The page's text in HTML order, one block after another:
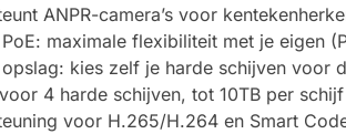
ANPR-camera’s voor
maximale flexibiliteit met je eigen
kies zelf je harde schijven voor
4 harde schijven, tot 10TB per
voor H.265/H.264 en Smart